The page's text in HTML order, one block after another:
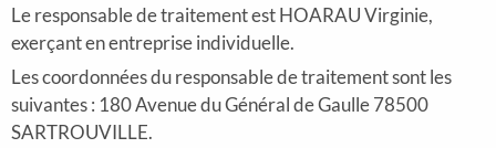
Le responsable de traitement est HOARAU Virginie,
exerçant en entreprise individuelle.
Les coordonnées du responsable de traitement sont les
suivantes : 180 Avenue du Général de Gaulle 78500
SARTROUVILLE.